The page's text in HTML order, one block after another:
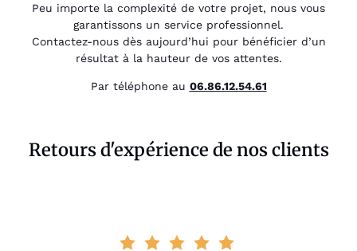
Peu importe la complexité de votre projet, nous vous
garantissons un service professionnel.
Contactez-nous dès aujourd’hui pour bénéficier d’un
résultat à la hauteur de vos attentes.
Par téléphone au 06.86.12.54.61
Retours d'expérience de nos clients